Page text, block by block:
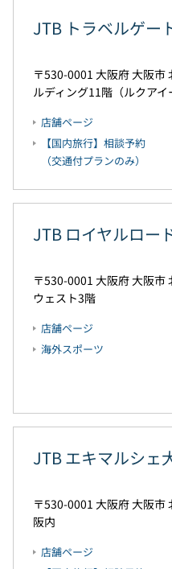
JTB トラベルゲー
530-0001 大阪府 大阪市
ルディング11階（ルクアイ
店舗ページ
【国内旅行】相談予約
（交通付プランのみ）
JTB ロイヤルロー
530-0001 大阪府 大阪市
ウェスト3階
店舗ページ
海外スポーツ
JTB エキマルシェ
530-0001 大阪府 大阪市
阪内
店舗ページ